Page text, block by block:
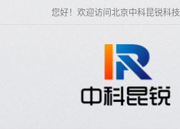
您好！欢迎访问北京中科昆锐科技